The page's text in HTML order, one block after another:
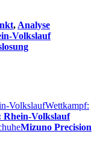
, Analyse
Volkslauf
Wettkampf:
Rhein-Volkslauf
Mizuno Precision